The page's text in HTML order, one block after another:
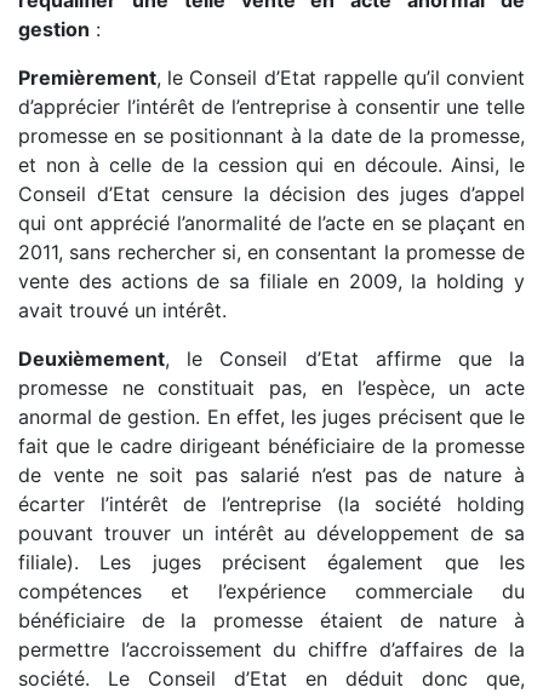
gestion :
Premièrement, le Conseil d’Etat rappelle qu’il convient
d’apprécier l’intérêt de l’entreprise à consentir une telle
promesse en se positionnant à la date de la promesse,
et non à celle de la cession qui en découle. Ainsi, le
Conseil d’Etat censure la décision des juges d’appel
qui ont apprécié l’anormalité de l’acte en se plaçant en
2011, sans rechercher si, en consentant la promesse de
vente des actions de sa filiale en 2009, la holding y
avait trouvé un intérêt.
Deuxièmement, le Conseil d’Etat affirme que la
promesse ne constituait pas, en l’espèce, un acte
anormal de gestion. En effet, les juges précisent que le
fait que le cadre dirigeant bénéficiaire de la promesse
de vente ne soit pas salarié n’est pas de nature à
écarter l’intérêt de l’entreprise (la société holding
pouvant trouver un intérêt au développement de sa
filiale). Les juges précisent également que les
compétences et l’expérience commerciale du
bénéficiaire de la promesse étaient de nature à
permettre l’accroissement du chiffre d’affaires de la
société. Le Conseil d’Etat en déduit donc que,